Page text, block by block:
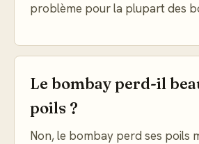
problème pour la plupart des
Le bombay perd-il
poils ?
Non, le bombay perd ses poils